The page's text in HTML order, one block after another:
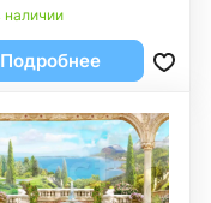
наличии
Подробнее